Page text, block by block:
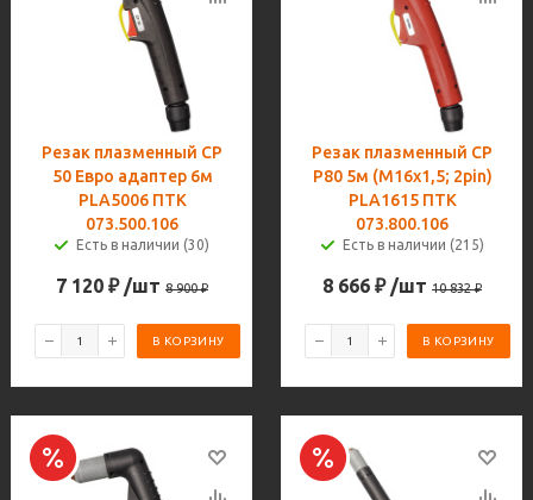
Резак плазменный CP
50 Евро адаптер 6м
PLA5006 ПТК
073.500.106
Есть в наличии (30)
7 120 ₽ /шт 8 900₽
В КОРЗИНУ
Резак плазменный CP
P80 5м (M16х1,5; 2pin)
PLA1615 ПТК
073.800.106
Есть в наличии (215)
8 666 ₽ /шт 10 832₽
В КОРЗИНУ